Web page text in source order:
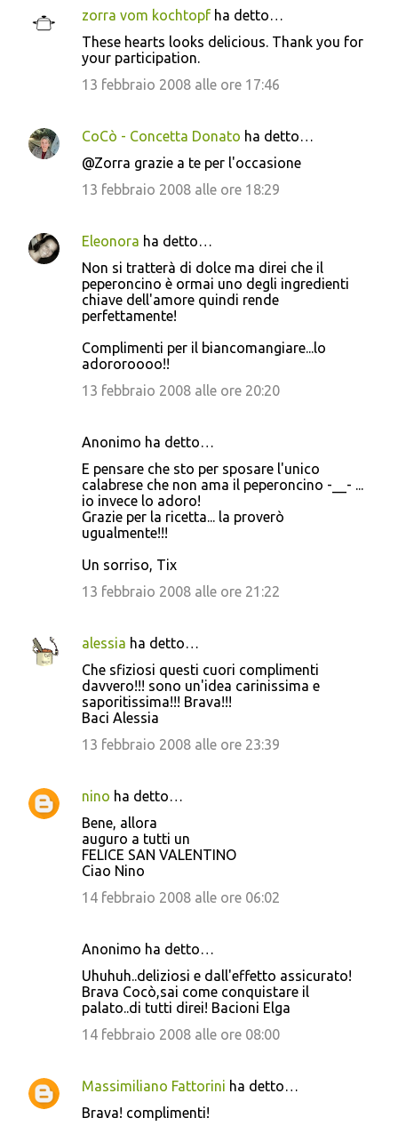
zorra vom kochtopf ha detto…
These hearts looks delicious. Thank you for
your participation.
13 febbraio 2008 alle ore 17:46
CoCò - Concetta Donato ha detto…
@Zorra grazie a te per l'occasione
13 febbraio 2008 alle ore 18:29
Eleonora ha detto…
Non si tratterà di dolce ma direi che il
peperoncino è ormai uno degli ingredienti
chiave dell'amore quindi rende
perfettamente!
Complimenti per il biancomangiare...lo
adororoooo!!
13 febbraio 2008 alle ore 20:20
Anonimo ha detto…
E pensare che sto per sposare l'unico
calabrese che non ama il peperoncino -__- ...
io invece lo adoro!
Grazie per la ricetta... la proverò
ugualmente!!!
Un sorriso, Tix
13 febbraio 2008 alle ore 21:22
alessia ha detto…
Che sfiziosi questi cuori complimenti
davvero!!! sono un'idea carinissima e
saporitissima!!! Brava!!!
Baci Alessia
13 febbraio 2008 alle ore 23:39
nino ha detto…
Bene, allora
auguro a tutti un
FELICE SAN VALENTINO
Ciao Nino
14 febbraio 2008 alle ore 06:02
Anonimo ha detto…
Uhuhuh..deliziosi e dall'effetto assicurato!
Brava Cocò,sai come conquistare il
palato..di tutti direi! Bacioni Elga
14 febbraio 2008 alle ore 08:00
Massimiliano Fattorini ha detto…
Brava! complimenti!